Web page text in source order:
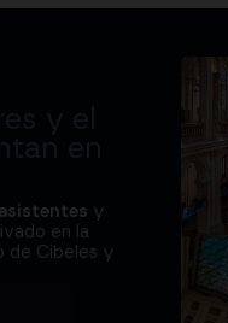
y el
en
y
en la
de Cibeles y